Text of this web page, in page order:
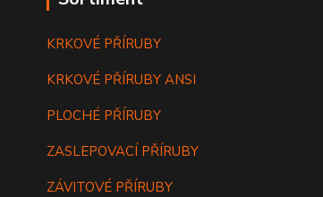
KRKOVÉ PŘÍRUBY
KRKOVÉ PŘÍRUBY ANSI
PLOCHÉ PŘÍRUBY
ZASLEPOVACÍ PŘÍRUBY
ZÁVITOVÉ PŘÍRUBY